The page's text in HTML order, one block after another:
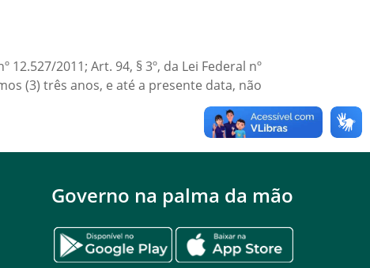
2011; Art. 94, § 3º, da Lei Federal nº
(3) três anos, e até a presente data, não
Governo na palma da mão